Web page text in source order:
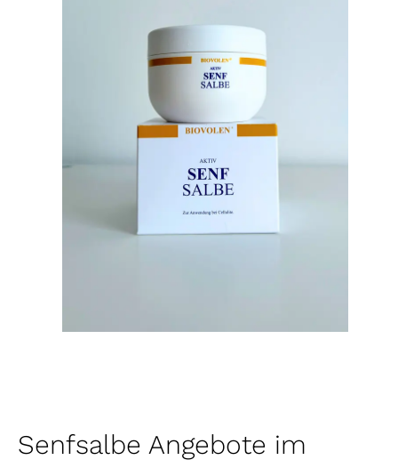
Senfsalbe Angebote im